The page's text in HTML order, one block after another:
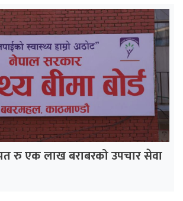
रु एक लाख बराबरको उपचार सेवा